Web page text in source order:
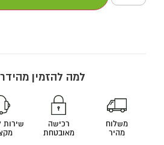
למה להזמין
משלוח
מהיר
רכישה
מאובטחת
שירות